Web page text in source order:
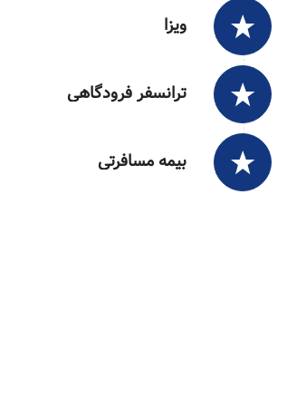
ویزا
ترانسفر فرودگاهی
بیمه مسافرتی